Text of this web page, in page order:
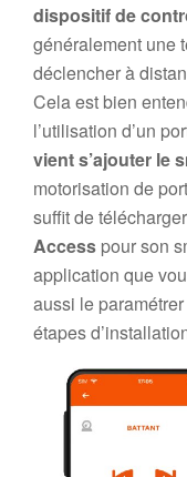
dispositif de
généralement une
déclencher à
Cela est bien
l’utilisation d’un
vient s’ajouter le
motorisation de
suffit de
Access pour son
application que
aussi le
étapes